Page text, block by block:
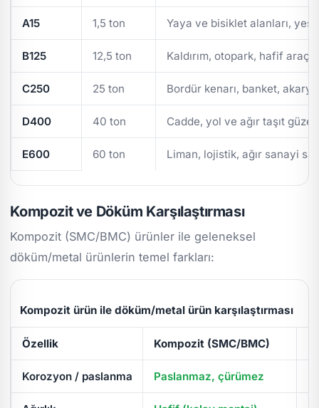
A15 1,5 ton Yaya ve bisiklet alanları,
B125 12,5 ton Kaldırım, otopark, hafif araç
C250 25 ton Bordür kenarı, banket,
D400 40 ton Cadde, yol ve ağır taşıt
E600 60 ton Liman, lojistik, ağır sanayi
Kompozit ve Döküm Karşılaştırması
Kompozit (SMC/BMC) ürünler ile geleneksel
döküm/metal ürünlerin temel farkları:
Kompozit ürün ile döküm/metal ürün karşılaştırması
Özellik Kompozit (SMC/BMC)
Korozyon / paslanma Paslanmaz, çürümez